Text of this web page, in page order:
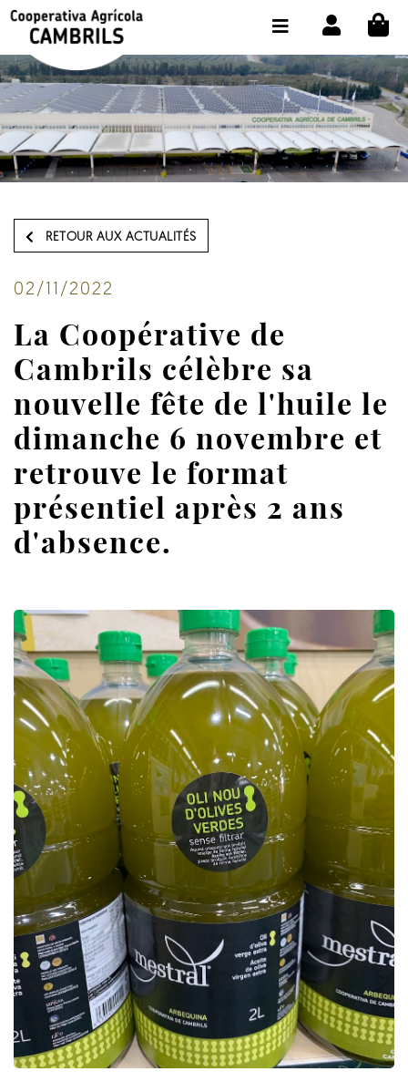
RETOUR AUX ACTUALITÉS
02/11/2022
La Coopérative de
Cambrils célèbre sa
nouvelle fête de l'huile le
dimanche 6 novembre et
retrouve le format
présentiel après 2 ans
d'absence.
BOUTIQUE ACHETER EN LIGNE
LA COOPÉRATIVE
OLEOTOUR
PRODUITS
NOTRE HUILE
CHOISIR LA LANGUE: